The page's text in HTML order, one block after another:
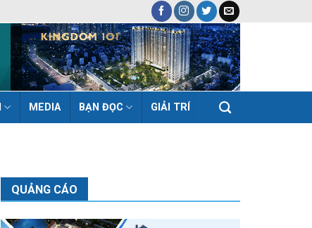
MEDIA BẠN ĐỌC GIẢI TRÍ
QUẢNG CÁO